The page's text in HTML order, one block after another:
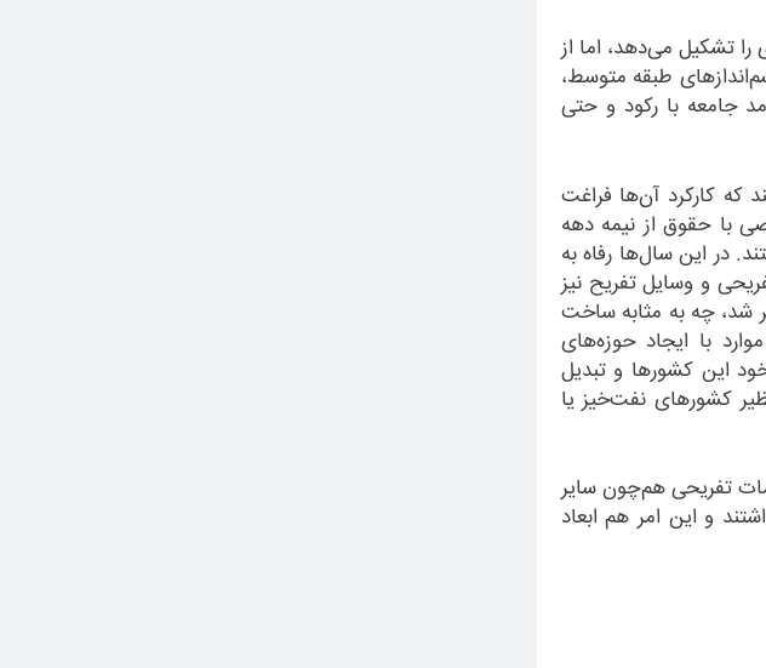
را تشکیل میدهد، اما از
اندازهای طبقه متوسط،
جامعه با رکود و حتی
که کارکرد آنها فراغت
با حقوق از نیمه دهه
ها رفاه به
و وسایل تفریح نیز
ظاهر شد، چه به مثابه ساخت
با ایجاد حوزههای
این کشورها و تبدیل
کشورهای نفتخیز یا
تفریحی همچون سایر
و این امر هم ابعاد